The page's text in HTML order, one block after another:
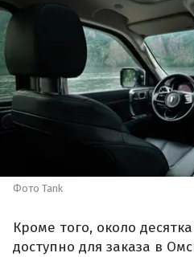
Фото Tank
Кроме того, около
доступно для заказа в